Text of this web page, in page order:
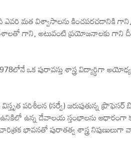
ఎవరి మత విశ్వాసాలను కించపరచడానికి
గాని, అటువంటి ప్రయోజనాలకు గాని
ఒక పురావస్తు శాస్త్ర విద్యార్థిగా
పరిశీలన (సర్వే) జరుపుతున్న
ఉన్న దేవాలయ స్తంభాలను ఆధారంగా
భావనతో పురాతత్వ శాస్త్ర నిపుణులుగా